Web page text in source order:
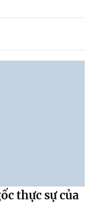
thực sự của